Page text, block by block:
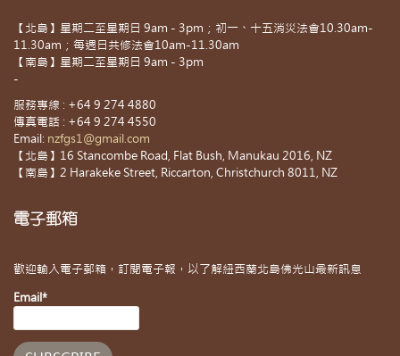
【北島】星期二至星期日 9am - 3pm；初一、十五消災法會10.30am-
11.30am；每週日共修法會10am-11.30am
【南島】星期二至星期日 9am - 3pm
-
服務專線 : +64 9 274 4880
傳真電話 : +64 9 274 4550
Email: nzfgs1@gmail.com
【北島】16 Stancombe Road, Flat Bush, Manukau 2016, NZ
【南島】2 Harakeke Street, Riccarton, Christchurch 8011, NZ
電子郵箱
歡迎輸入電子郵箱，訂閱電子報，以了解紐西蘭北島佛光山最新訊息
Email*